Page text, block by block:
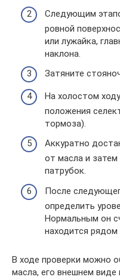
Следующим
ровной
или лужайка,
наклона.
Затяните
На холостом
положения
тормоза).
Аккуратно
от масла и
патрубок.
После
определить
Нормальным он
находится рядом
В ходе проверки можно
масла, его внешнем виде